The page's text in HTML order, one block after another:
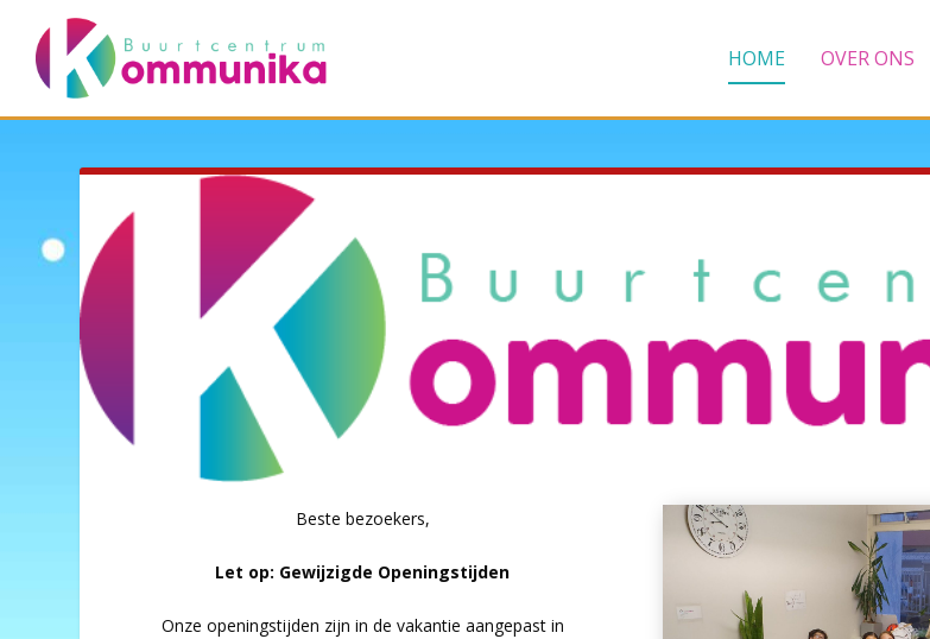
HOME OVER ONS
Beste bezoekers,
Let op: Gewijzigde Openingstijden
Onze openingstijden zijn in de vakantie aangepast in